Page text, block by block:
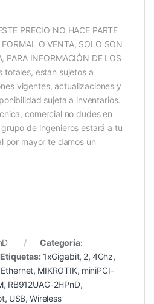
PRECIO NO HACE PARTE
O VENTA, SOLO SON
PARA INFORMACIÓN DE LOS
totales, están sujetos a
vigentes, actualizaciones y
sujeta a inventarios.
comercial no dudes en
de ingenieros estará a tu
por mayor te damos un
Categoría:
Etiquetas: 1xGigabit, 2, 4Ghz,
Ethernet, MIKROTIK, miniPCI-
, RB912UAG-2HPnD,
, USB,Wireless